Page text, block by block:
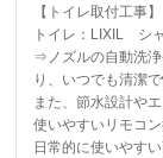
【トイレ取付工事】
トイレ：LIXIL　シ
⇒ノズルの自動洗浄
り、いつでも清潔
また、節水設計や
使いやすいリモコ
日常的に使いやすい